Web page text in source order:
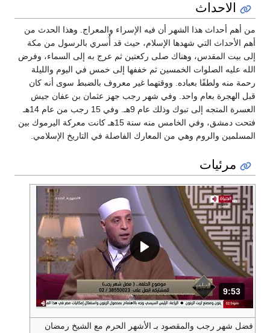
الاحداث
من أهم أحداث هذا الشهر أن فيه الإسراء والمعراج. وهذا الحدث من
أهم الأحداث التي شهدها الإسلام، حيث قد أُسري بالرسول من مكة
إلى بيت المقدس، وهناك صلى ركعتين ثم عرج به إلى السماء، وفرض
الله عليه الصلوات الخمسين ثم خففها إلى خمس في اليوم والليلة
رحمة منه ولطفًا بعباده. ووقتهما غير معروف بالضبط سوى أنه كان
قبل الهجرة بعام واحد. وفي شهر رجب جهز عثمان بن عفان جيش
العسرة المتجه إلى تبوك وذلك عام 9هـ. وفي 15 رجب من عام 14هـ
فتحت دمشق، وفي الخامس منه سنة 15هـ كانت معركة اليرموك بين
المسلمين والروم وهي من المعارك الفاصلة في التاريخ الإسلامي.
مرئيات
المدة: دقائق و 53 ثواني.
9:53
فضل شهر رجب والمقصود بـ الأشهر الحرم مع الشيخ رمضان